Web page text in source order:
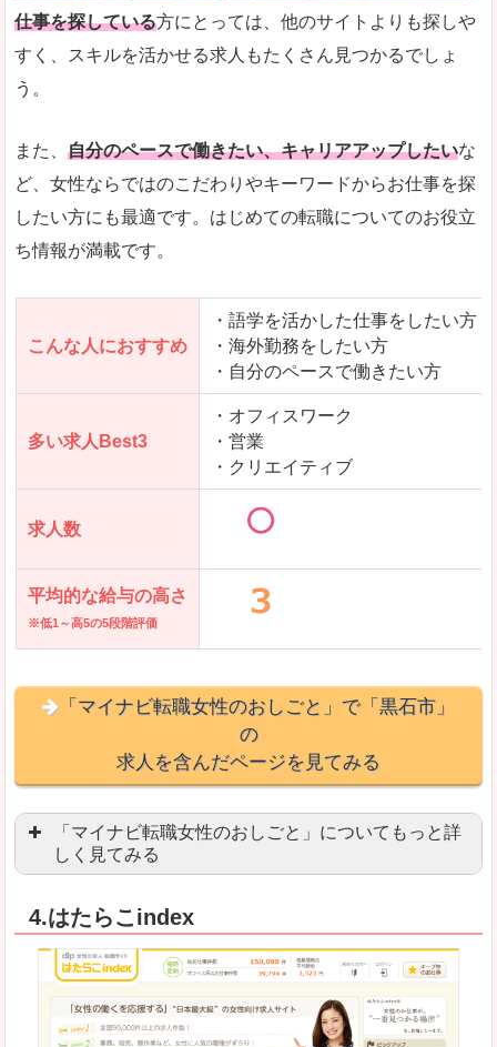
人気度 「エン転職」全体として、会員数がとても多い印
多少検索しづらいのですが、掲載情報はパッと目
「エン転職ウーマン」で「黒石市」の
仕事を探している方にとっては、他のサイトよりも探しや
すく、スキルを活かせる求人もたくさん見つかるでしょ
う。
また、 自分のペースで働きたい、キャリアアップしたいな
ど、女性ならではのこだわりやキーワードからお仕事を探
したい方にも最適です。はじめての転職についてのお役立
ち情報が満載です。
こんな人におすすめ
・語学を活かした仕事をしたい方
・海外勤務をしたい方
・自分のペースで働きたい方
多い求人Best3
・オフィスワーク
・営業
・クリエイティブ
求人数
平均的な給与の高さ
※低1～高5の5段階評価
「マイナビ転職女性のおしごと」で「黒石市」
の
求人を含んだページを見てみる
「マイナビ転職女性のおしごと」についてもっと詳
しく見てみる
良いところ
「自分のペースで働きたい」「キャリアアップ」
はじめての転職についてのお役立ち情報が満載で
4.はたらこindex